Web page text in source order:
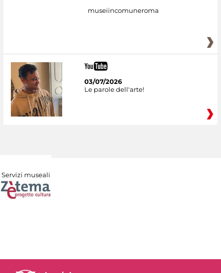
museiincomuneroma
03/07/2026
Le parole dell'arte!
Servizi museali